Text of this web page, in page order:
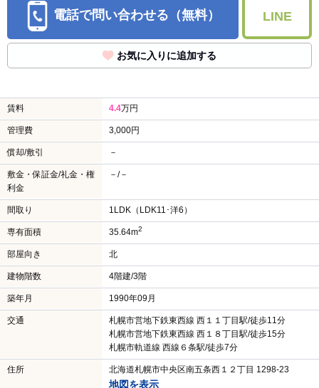
電話で問い合わせる（無料） LINE
お気に入りに追加する
賃料 4.4万円
管理費 3,000円
償却/敷引 －
敷金・保証金/礼金・権
利金
－/－
間取り 1LDK（LDK11･洋6）
専有面積 35.64m2
部屋向き 北
建物階数 4階建/3階
築年月 1990年09月
交通
札幌市営地下鉄東西線 西１１丁目駅/徒歩11分
札幌市営地下鉄東西線 西１８丁目駅/徒歩15分
札幌市軌道線 西線６条駅/徒歩7分
住所 北海道札幌市中央区南五条西１２丁目 1298-23
地図を表示